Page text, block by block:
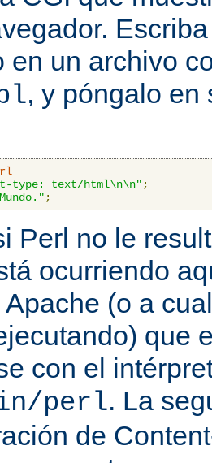
en un archivo
, y póngalo
type: text/html\n\n" ;
;
Perl no le
ocurriendo
Apache (o a
que
con el
perl. La
de